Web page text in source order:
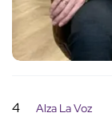
4 Alza La Voz